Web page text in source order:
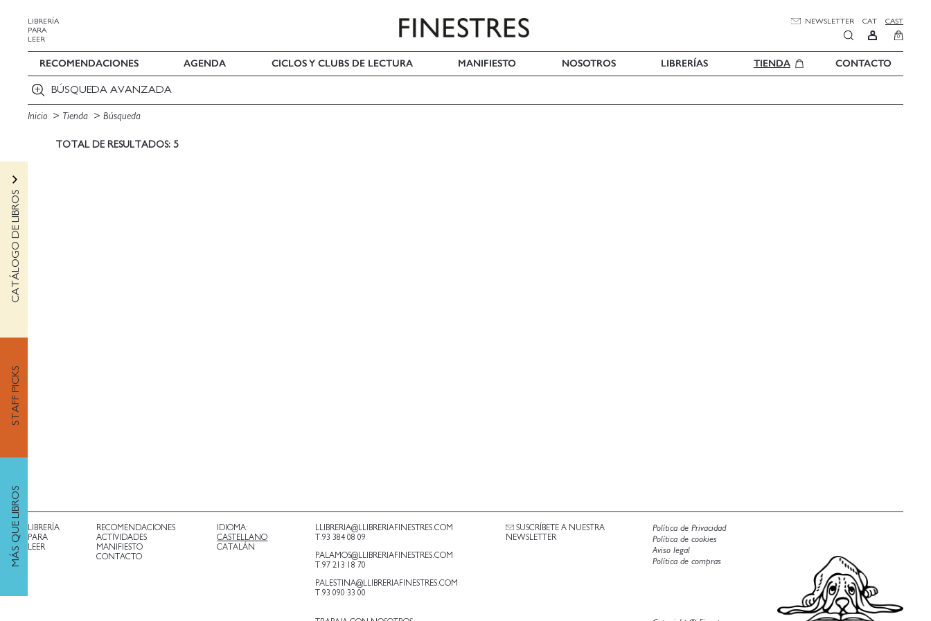
LIBRERÍA
PARA
LEER
NEWSLETTER CAT CAST
0
RECOMENDACIONES AGENDA CICLOS Y CLUBS DE LECTURA MANIFIESTO NOSOTROS LIBRERÍAS TIENDA CONTACTO
BÚSQUEDA AVANZADA
Inicio Tienda Búsqueda
TOTAL DE RESULTADOS: 5
CATÁLOGO DE LIBROS
STAFF PICKS
MÁS QUE LIBROS
LIBRERÍA
PARA
LEER
RECOMENDACIONES
ACTIVIDADES
MANIFIESTO
CONTACTO
IDIOMA:
CASTELLANO
CATALÁN
LLIBRERIA@LLIBRERIAFINESTRES.COM
T.93 384 08 09
PALAMOS@LLIBRERIAFINESTRES.COM
T.97 213 18 70
PALESTINA@LLIBRERIAFINESTRES.COM
T.93 090 33 00
SUSCRÍBETE A NUESTRA
NEWSLETTER
Política de Privacidad
Política de cookies
Aviso legal
Política de compras